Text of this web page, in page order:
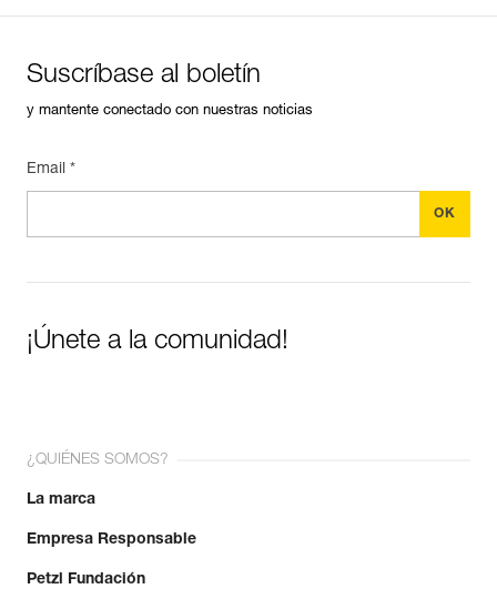
Suscríbase al boletín
y mantente conectado con nuestras noticias
Email *
¡Únete a la comunidad!
¿QUIÉNES SOMOS?
La marca
Empresa Responsable
Petzl Fundación